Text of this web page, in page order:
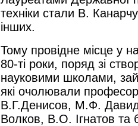
техніки стали В.
інших.
Тому провідне місце у
80-ті роки, поряд зі
науковими школами,
які очолювали
В.Г.Денисов, М.Ф.
Волков, В.О. Ігнатов та